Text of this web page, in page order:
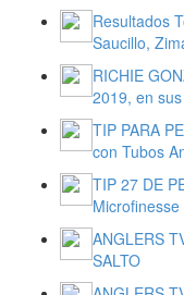
Resultados
Saucillo,
RICHIE
2019, en
TIP PARA
con Tubos
TIP 27 DE
ANGLERS
SALTO